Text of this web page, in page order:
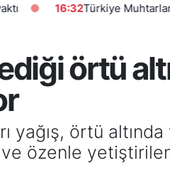
16:32 Türkiye Muhtarlar
örtü
yağış, örtü
özenle